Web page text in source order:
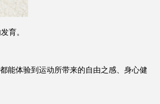
育。
能体验到运动所带来的自由之感、身心健